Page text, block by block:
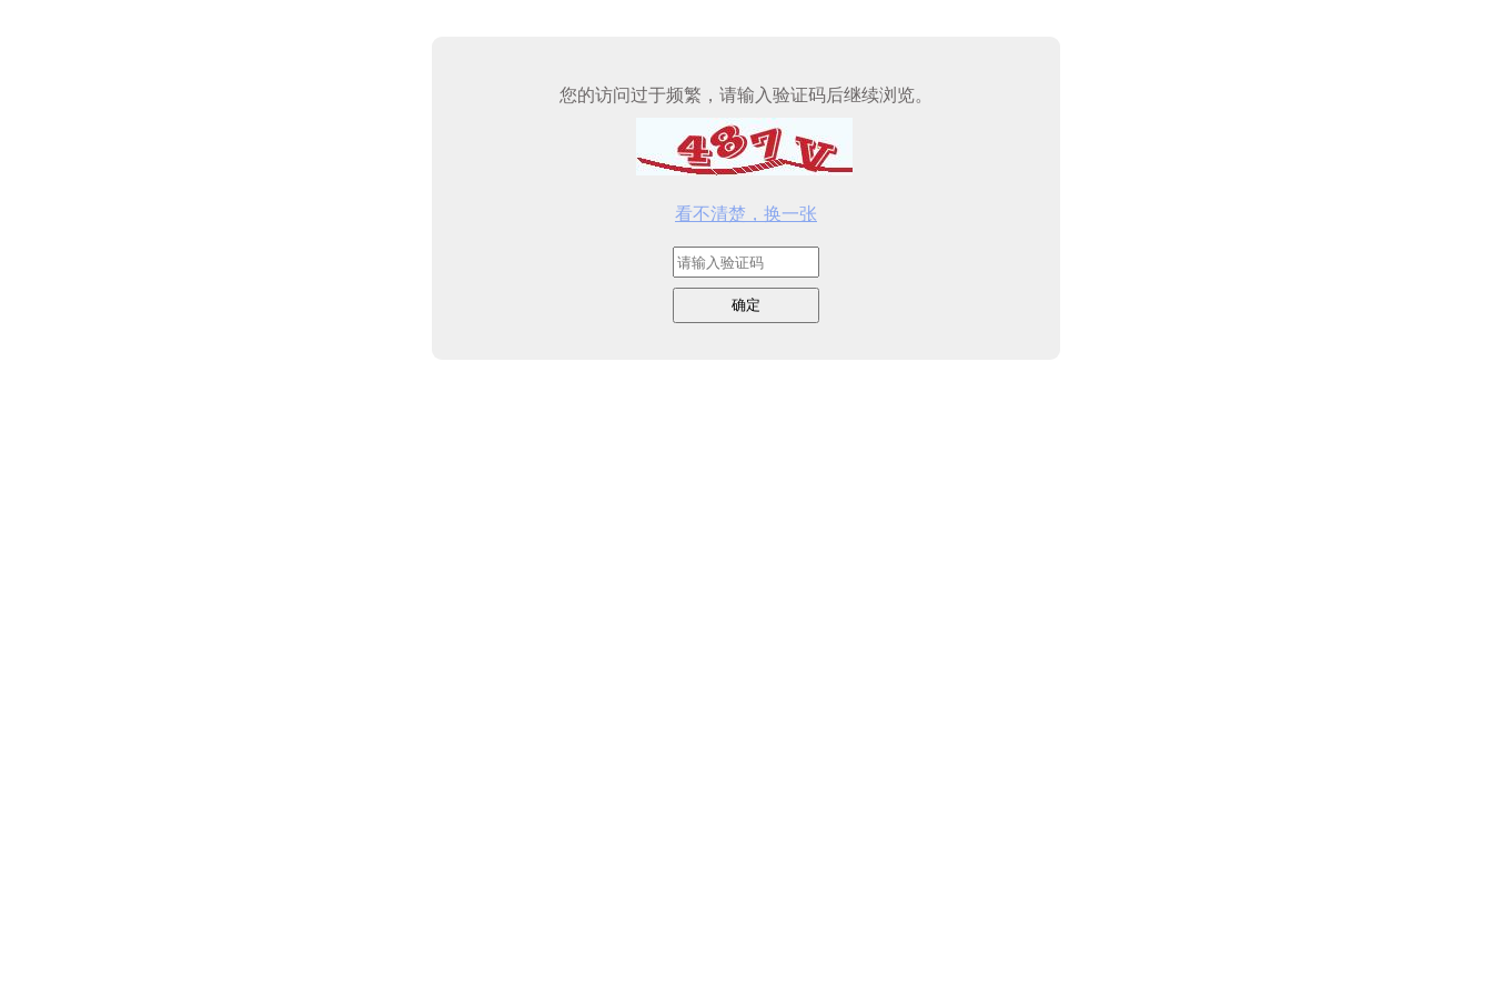
您的访问过于频繁，请输入验证码后继续浏览。
看不清楚，换一张